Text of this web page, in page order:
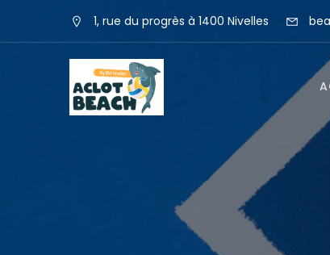
1, rue du progrès à 1400 Nivelles